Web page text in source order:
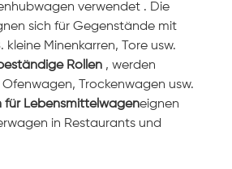
verwendet . Die
sich für Gegenstände mit
kleine Minenkarren, Tore usw.
Rollen , werden
Trockenwagen usw.
für Lebensmittelwageneignen
in Restaurants und